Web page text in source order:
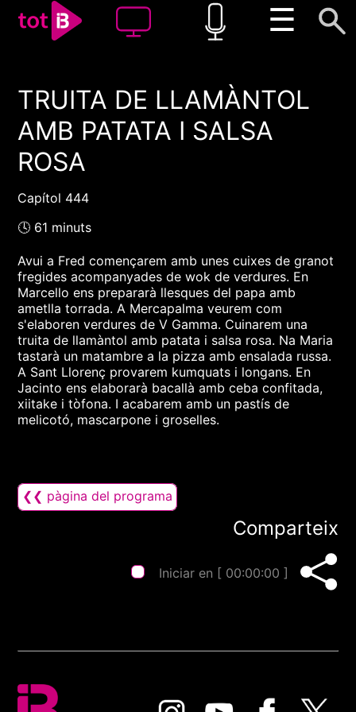
☰
00:00 00:00
1x
TRUITA DE LLAMÀNTOL
AMB PATATA I SALSA
ROSA
Capítol 444
🕓 61 minuts
Avui a Fred començarem amb unes cuixes de granot
fregides acompanyades de wok de verdures. En
Marcello ens prepararà llesques del papa amb
ametlla torrada. A Mercapalma veurem com
s'elaboren verdures de V Gamma. Cuinarem una
truita de llamàntol amb patata i salsa rosa. Na Maria
tastarà un matambre a la pizza amb ensalada russa.
A Sant Llorenç provarem kumquats i longans. En
Jacinto ens elaborarà bacallà amb ceba confitada,
xiitake i tòfona. I acabarem amb un pastís de
melicotó, mascarpone i groselles.
❮❮ pàgina del programa
Comparteix
Iniciar en [ 00:00:00 ]